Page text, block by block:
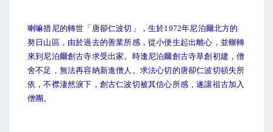
喇嘛措尼的轉世「唐卻仁波切」，生於1972年尼泊爾北方的
努日山區，由於過去的善業所感，從小便生起出離心，並輾轉
來到尼泊爾創古寺求受出家。時逢尼泊爾創古寺草創初建，僧
舍不足，無法再容納新進僧人。求法心切的唐卻仁波切頓失所
依，不襟淒然淚下，創古仁波切被其信心所感，遂讓祖古加入
僧團。